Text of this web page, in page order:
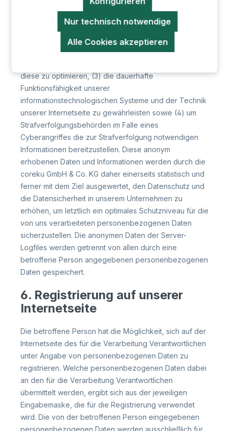
Bei der Nutzung dieser allgemeinen Daten und
Rückschlüsse auf die betroffene Person. Diese
Informationen werden vielmehr benötigt, um (1) die
Inhalte unserer Internetseite korrekt auszuliefern, (2)
diese zu optimieren, (3) die dauerhafte
Funktionsfähigkeit unserer
informationstechnologischen Systeme und der Technik
unserer Internetseite zu gewährleisten sowie (4) um
Strafverfolgungsbehörden im Falle eines
Cyberangriffes die zur Strafverfolgung notwendigen
Informationen bereitzustellen. Diese anonym
erhobenen Daten und Informationen werden durch die
coreku GmbH & Co. KG daher einerseits statistisch und
ferner mit dem Ziel ausgewertet, den Datenschutz und
die Datensicherheit in unserem Unternehmen zu
erhöhen, um letztlich ein optimales Schutzniveau für die
von uns verarbeiteten personenbezogenen Daten
sicherzustellen. Die anonymen Daten der Server-
Logfiles werden getrennt von allen durch eine
betroffene Person angegebenen personenbezogenen
Daten gespeichert.
6. Registrierung auf unserer
Internetseite
Die betroffene Person hat die Möglichkeit, sich auf der
Internetseite des für die Verarbeitung Verantwortlichen
unter Angabe von personenbezogenen Daten zu
registrieren. Welche personenbezogenen Daten dabei
an den für die Verarbeitung Verantwortlichen
übermittelt werden, ergibt sich aus der jeweiligen
Eingabemaske, die für die Registrierung verwendet
wird. Die von der betroffenen Person eingegebenen
personenbezogenen Daten werden ausschließlich für
Nur technisch notwendige
Alle Cookies akzeptieren